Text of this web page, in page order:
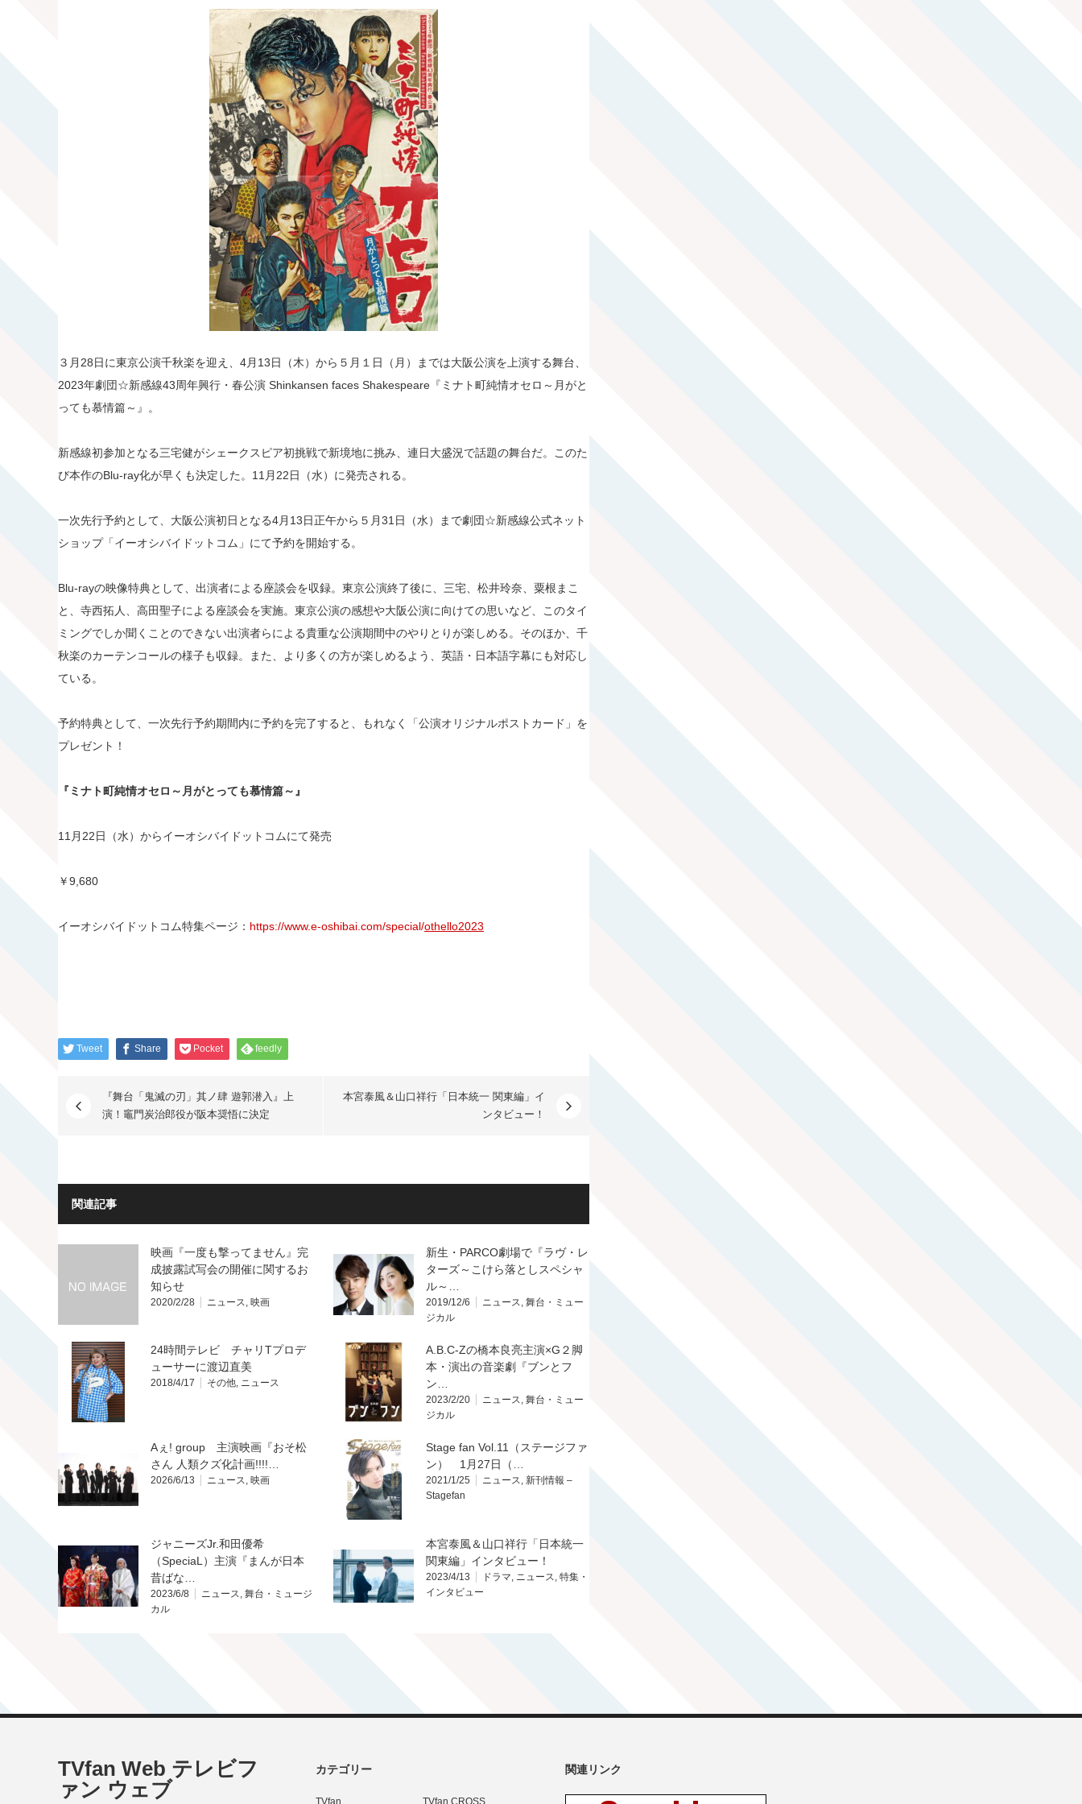
３月28日に東京公演千秋楽を迎え、4月13日（木）から５月１日（月）までは大阪公演を上演する舞台、
2023年劇団☆新感線43周年興行・春公演 Shinkansen faces Shakespeare『ミナト町純情オセロ～月がと
っても慕情篇～』。
新感線初参加となる三宅健がシェークスピア初挑戦で新境地に挑み、連日大盛況で話題の舞台だ。このた
び本作のBlu-ray化が早くも決定した。11月22日（水）に発売される。
一次先行予約として、大阪公演初日となる4月13日正午から５月31日（水）まで劇団☆新感線公式ネット
ショップ「イーオシバイドットコム」にて予約を開始する。
Blu-rayの映像特典として、出演者による座談会を収録。東京公演終了後に、三宅、松井玲奈、粟根まこ
と、寺西拓人、高田聖子による座談会を実施。東京公演の感想や大阪公演に向けての思いなど、このタイ
ミングでしか聞くことのできない出演者らによる貴重な公演期間中のやりとりが楽しめる。そのほか、千
秋楽のカーテンコールの様子も収録。また、より多くの方が楽しめるよう、英語・日本語字幕にも対応し
ている。
予約特典として、一次先行予約期間内に予約を完了すると、もれなく「公演オリジナルポストカード」を
プレゼント！
『ミナト町純情オセロ～月がとっても慕情篇～』
11月22日（水）からイーオシバイドットコムにて発売
￥9,680
イーオシバイドットコム特集ページ： https://www.e-oshibai.com/special/othello2023
Tweet Share Pocket feedly
『舞台「鬼滅の刃」其ノ肆 遊郭潜入』上
演！竈門炭治郎役が阪本奨悟に決定
本宮泰風＆山口祥行「日本統一 関東編」イ
ンタビュー！
関連記事
映画『一度も撃ってません』完
成披露試写会の開催に関するお
知らせ
2020/2/28 ニュース, 映画
新生・PARCO劇場で『ラヴ・レ
ターズ～こけら落としスペシャ
ル～…
2019/12/6 ニュース, 舞台・ミュー
ジカル
24時間テレビ チャリTプロデ
ューサーに渡辺直美
2018/4/17 その他, ニュース
A.B.C-Zの橋本良亮主演×G２脚
本・演出の音楽劇『ブンとフ
ン…
2023/2/20 ニュース, 舞台・ミュー
ジカル
Aぇ! group 主演映画『おそ松
さん 人類クズ化計画!!!!…
2026/6/13 ニュース, 映画
Stage fan Vol.11（ステージファ
ン） 1月27日（…
2021/1/25 ニュース, 新刊情報 –
Stagefan
ジャニーズJr.和田優希
（SpeciaL）主演『まんが日本
昔ばな…
2023/6/8 ニュース, 舞台・ミュージ
カル
本宮泰風＆山口祥行「日本統一
関東編」インタビュー！
2023/4/13 ドラマ, ニュース, 特集・
インタビュー
カテゴリー
TVfan TVfan CROSS
関連リンク
TVfan Web テレビフ
ァン ウェブ